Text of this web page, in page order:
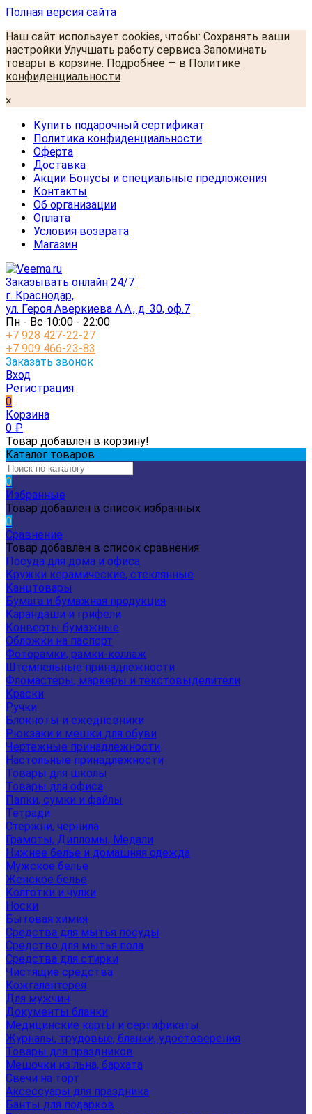
Полная версия сайта
Наш сайт использует cookies, чтобы: Сохранять ваши
настройки Улучшать работу сервиса Запоминать
товары в корзине. Подробнее — в Политике
конфиденциальности.
×
Купить подарочный сертификат
Политика конфиденциальности
Оферта
Доставка
Акции Бонусы и специальные предложения
Контакты
Об организации
Оплата
Условия возврата
Магазин
Заказывать онлайн 24/7
г. Краснодар,
ул. Героя Аверкиева А.А., д. 30, оф.7
Пн - Вс 10:00 - 22:00
+7 928 427-22-27
+7 909 466-23-83
Заказать звонок
Вход
Регистрация
0
Корзина
0 ₽
Товар добавлен в корзину!
Каталог товаров
0
Избранные
Товар добавлен в список избранных
0
Сравнение
Товар добавлен в список сравнения
Посуда для дома и офиса
Кружки керамические, стеклянные
Канцтовары
Бумага и бумажная продукция
Карандаши и грифели
Конверты бумажные
Обложки на паспорт
Фоторамки, рамки-коллаж
Штемпельные принадлежности
Фломастеры, маркеры и текстовыделители
Краски
Ручки
Блокноты и ежедневники
Рюкзаки и мешки для обуви
Чертежные принадлежности
Настольные принадлежности
Товары для школы
Товары для офиса
Папки, сумки и файлы
Тетради
Стержни, чернила
Грамоты, Дипломы, Медали
Нижнее белье и домашняя одежда
Мужское белье
Женское белье
Колготки и чулки
Носки
Бытовая химия
Средства для мытья посуды
Средство для мытья пола
Средства для стирки
Чистящие средства
Кожгалантерея
Для мужчин
Документы бланки
Медицинские карты и сертификаты
Журналы, трудовые, бланки, удостоверения
Товары для праздников
Мешочки из льна, бархата
Свечи на торт
Аксессуары для праздника
Банты для подарков